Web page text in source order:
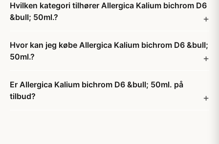
Hvilken kategori tilhører Allergica Kalium bichrom D6
&bull; 50ml.?
Hvor kan jeg købe Allergica Kalium bichrom D6 &bull;
50ml.?
Er Allergica Kalium bichrom D6 &bull; 50ml. på
tilbud?